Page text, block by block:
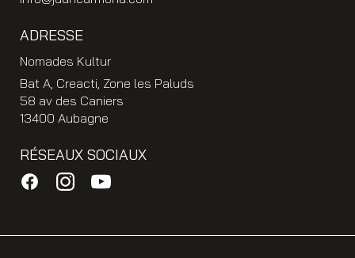
ADRESSE
Nomades Kultur
Bat A, Creacti, Zone les Paluds
58 av des Caniers
13400 Aubagne
RÉSEAUX SOCIAUX